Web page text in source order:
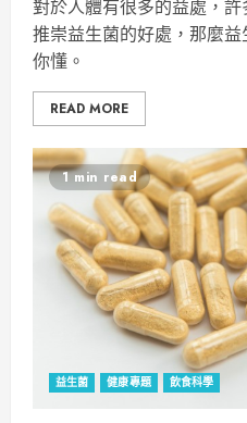
對於人體有很多的益處，
推崇益生菌的好處，那麼
你懂。
READ MORE
1 min read
益生菌 健康專題 飲食科學